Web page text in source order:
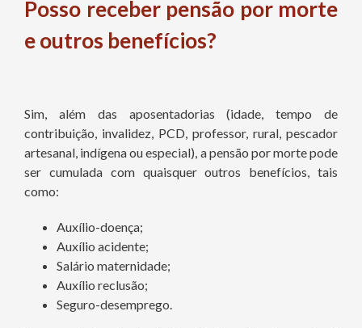
Posso receber pensão por morte
e outros benefícios?
Sim, além das aposentadorias (idade, tempo de
contribuição, invalidez, PCD, professor, rural, pescador
artesanal, indígena ou especial), a pensão por morte pode
ser cumulada com quaisquer outros benefícios, tais
como:
Auxílio-doença;
Auxílio acidente;
Salário maternidade;
Auxílio reclusão;
Seguro-desemprego.